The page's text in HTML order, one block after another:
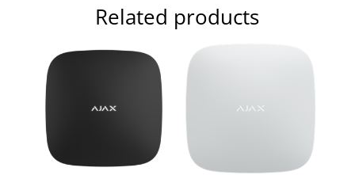
Related products